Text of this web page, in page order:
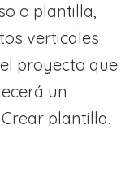
o plantilla,
verticales
proyecto que
un
plantilla.